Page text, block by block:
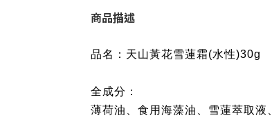
商品描述
品名： 天山黃花雪蓮霜(水性)30g
全成分：
薄荷油、食用海藻油、雪蓮萃取液